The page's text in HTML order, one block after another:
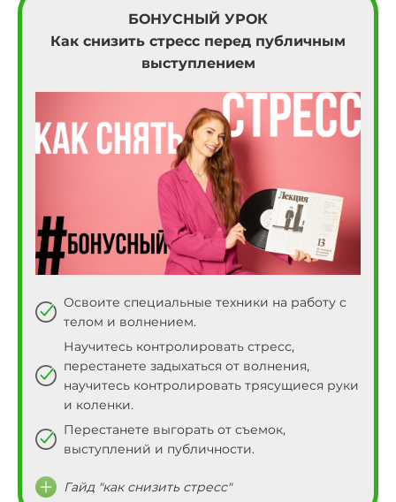
15
16
17
18
20
21
22
23
38
39
40
41
42
43
44
45
46
47
48
БОНУСНЫЙ УРОК
Как снизить стресс перед публичным
выступлением
Освоите специальные техники на работу с
телом и волнением.
Научитесь контролировать стресс,
перестанете задыхаться от волнения,
научитесь контролировать трясущиеся руки
и коленки.
Перестанете выгорать от съемок,
выступлений и публичности.
Гайд "как снизить стресс"